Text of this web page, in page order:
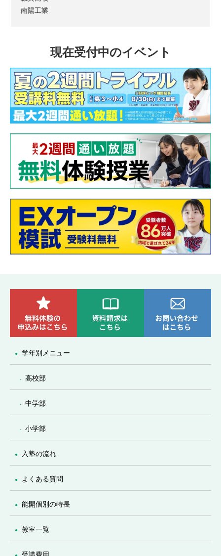
南陽工業
現在受付中のイベント
学年別メニュー
高校部
中学部
小学部
入塾の流れ
よくある質問
能開個別の特長
教室一覧